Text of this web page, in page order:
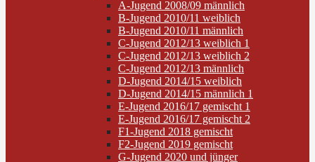
A-Jugend 2008/09 männlich
B-Jugend 2010/11 weiblich
B-Jugend 2010/11 männlich
C-Jugend 2012/13 weiblich 1
C-Jugend 2012/13 weiblich 2
C-Jugend 2012/13 männlich
D-Jugend 2014/15 weiblich
D-Jugend 2014/15 männlich 1
E-Jugend 2016/17 gemischt 1
E-Jugend 2016/17 gemischt 2
F1-Jugend 2018 gemischt
F2-Jugend 2019 gemischt
G-Jugend 2020 und jünger